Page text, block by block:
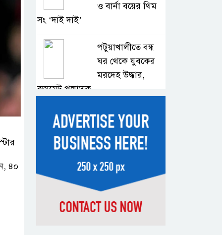
৪০
ও বার্না বয়ের থিম
সং ‘দাই দাই’
পটুয়াখালীতে বন্ধ
ঘর থেকে যুবকের
মরদেহ উদ্ধার,
রুমমেট পলাতক
বাংলাদেশি দুই
শিক্ষার্থী হত্যার
সন্দেহভাজন
মারধর করেছিলেন
সংসদে নিজেকে
‘শিশু মুক্তিযোদ্ধা’